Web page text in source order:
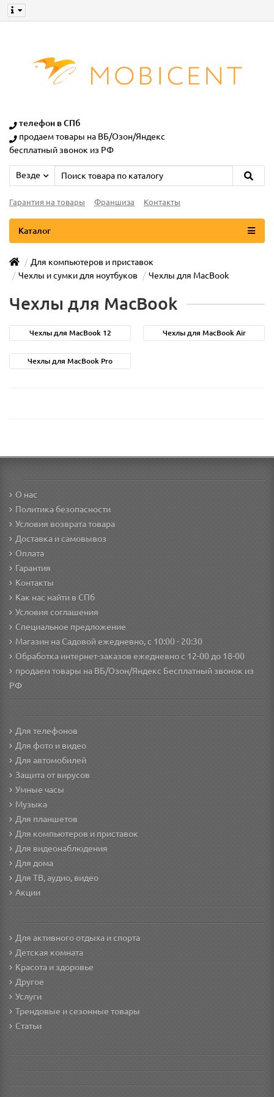
телефон в СПб
продаем товары на ВБ/Озон/Яндекс
бесплатный звонок из РФ
Везде
Гарантия на товары Франшиза Контакты
Каталог
Для компьютеров и приставок
Чехлы и сумки для ноутбуков
Чехлы для MacBook
Чехлы для MacBook
Чехлы для MacBook 12 Чехлы для MacBook Air
Чехлы для MacBook Pro
О нас
Политика безопасности
Условия возврата товара
Доставка и самовывоз
Оплата
Гарантия
Контакты
Как нас найти в СПб
Условия соглашения
Специальное предложение
Магазин на Садовой ежедневно, с 10:00 - 20:30
Обработка интернет-заказов ежедневно с 12-00 до 18-00
продаем товары на ВБ/Озон/Яндекс Бесплатный звонок из
РФ
Для телефонов
Для фото и видео
Для автомобилей
Защита от вирусов
Умные часы
Музыка
Для планшетов
Для компьютеров и приставок
Для видеонаблюдения
Для дома
Для ТВ, аудио, видео
Акции
Для активного отдыха и спорта
Детская комната
Красота и здоровье
Другое
Услуги
Трендовые и сезонные товары
Статьи